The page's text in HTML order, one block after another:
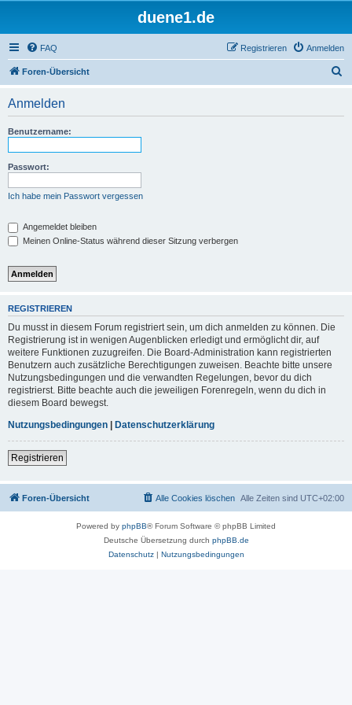
duene1.de
FAQ Anmelden
Registrieren
Foren-Übersicht
Anmelden
Benutzername:
Passwort:
Ich habe mein Passwort vergessen
Angemeldet bleiben
Meinen Online-Status während dieser Sitzung verbergen
REGISTRIEREN
Du musst in diesem Forum registriert sein, um dich anmelden zu können. Die
Registrierung ist in wenigen Augenblicken erledigt und ermöglicht dir, auf
weitere Funktionen zuzugreifen. Die Board-Administration kann registrierten
Benutzern auch zusätzliche Berechtigungen zuweisen. Beachte bitte unsere
Nutzungsbedingungen und die verwandten Regelungen, bevor du dich
registrierst. Bitte beachte auch die jeweiligen Forenregeln, wenn du dich in
diesem Board bewegst.
Nutzungsbedingungen | Datenschutzerklärung
Registrieren
Foren-Übersicht Alle Zeiten sind UTC+02:00
Alle Cookies löschen
Powered by phpBB® Forum Software © phpBB Limited
Deutsche Übersetzung durch phpBB.de
Datenschutz| Nutzungsbedingungen